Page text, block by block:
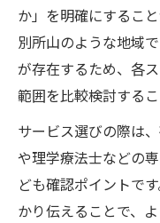
か」を明確にするこ
別所山のような地域
が存在するため、各
範囲を比較検討する
サービス選びの際は
や理学療法士などの
ども確認ポイントで
かり伝えることで、